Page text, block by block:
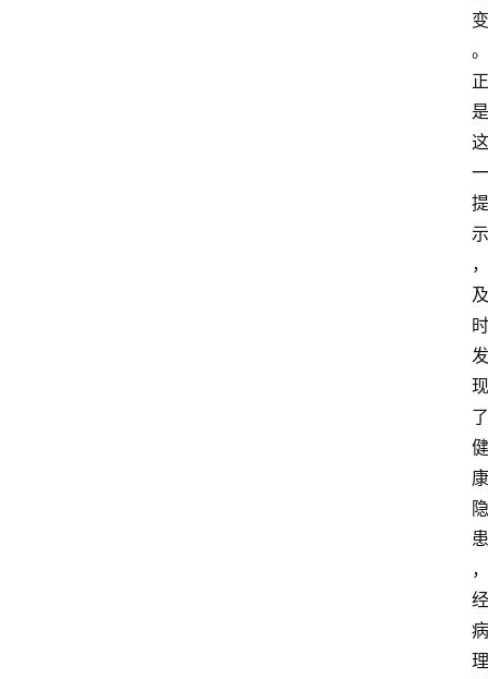
变
。
正
是
这
一
提
示
，
及
时
发
现
了
健
康
隐
患
，
经
病
理